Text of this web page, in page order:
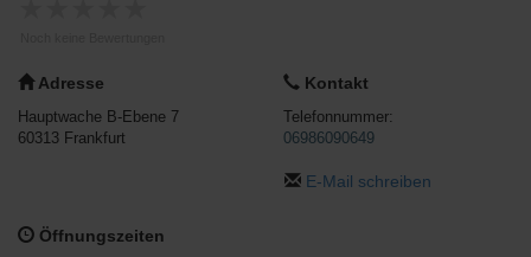
Adresse
Hauptwache B-Ebene 7
60313 Frankfurt
Kontakt
Telefonnummer:
06986090649
E-Mail schreiben
Öffnungszeiten